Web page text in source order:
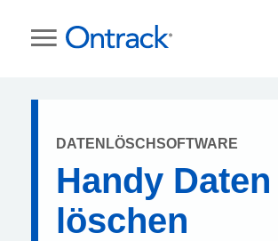
DATENLÖSCHSOFTWARE
Handy Daten
löschen